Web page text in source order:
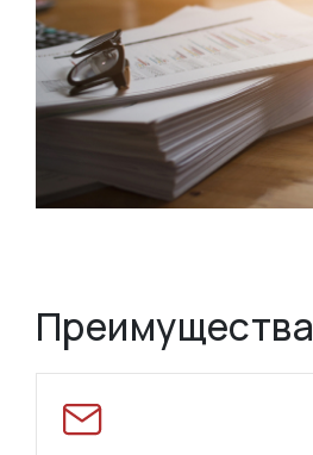
Преимущества